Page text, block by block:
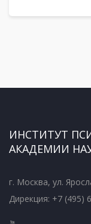
ИНСТИТУТ
АКАДЕМИИ
г. Москва, ул.
Дирекция: +7 (495)